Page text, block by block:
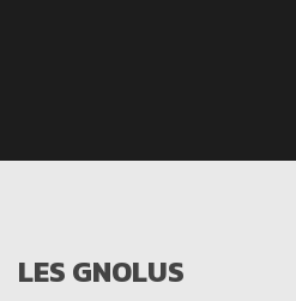
LES GNOLUS